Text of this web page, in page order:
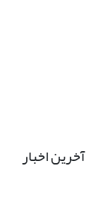
آخرین اخبار